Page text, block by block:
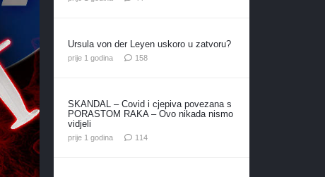
Ursula von der Leyen uskoro u zatvoru?
prije 1 godina 158komentara
SKANDAL – Covid i cjepiva povezana s
PORASTOM RAKA – Ovo nikada nismo
vidjeli
prije 1 godina 114komentara